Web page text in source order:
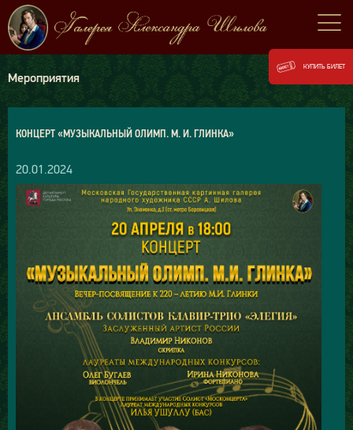
Мероприятия
КОНЦЕРТ «МУЗЫКАЛЬНЫЙ ОЛИМП. М. И. ГЛИНКА»
20.01.2024
КУПИТЬ БИЛЕТ